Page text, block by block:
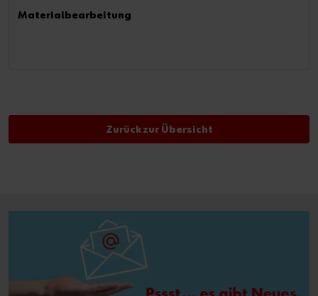
Materialbearbeitung
Zurück zur Übersicht